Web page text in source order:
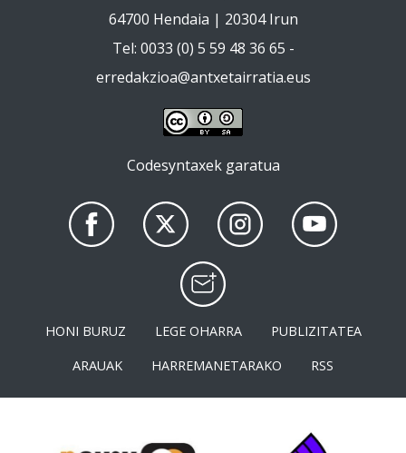
64700 Hendaia | 20304 Irun
Tel: 0033 (0) 5 59 48 36 65 -
erredakzioa@antxetairratia.eus
Codesyntaxek garatua
HONI BURUZ LEGE OHARRA
PUBLIZITATEA
ARAUAK
HARREMANETARAKO RSS